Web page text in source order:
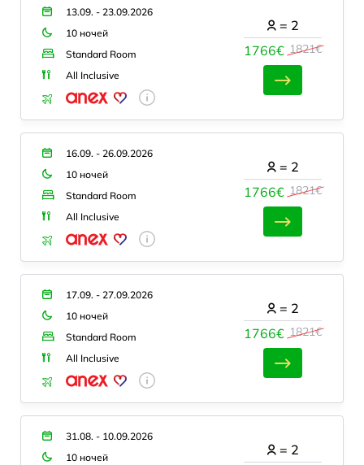
13.09. - 23.09.2026
10 ночей
Standard Room
All Inclusive
1766€ 1821€
= 2
16.09. - 26.09.2026
10 ночей
Standard Room
All Inclusive
1766€ 1821€
= 2
17.09. - 27.09.2026
10 ночей
Standard Room
All Inclusive
1766€ 1821€
= 2
31.08. - 10.09.2026
10 ночей
= 2